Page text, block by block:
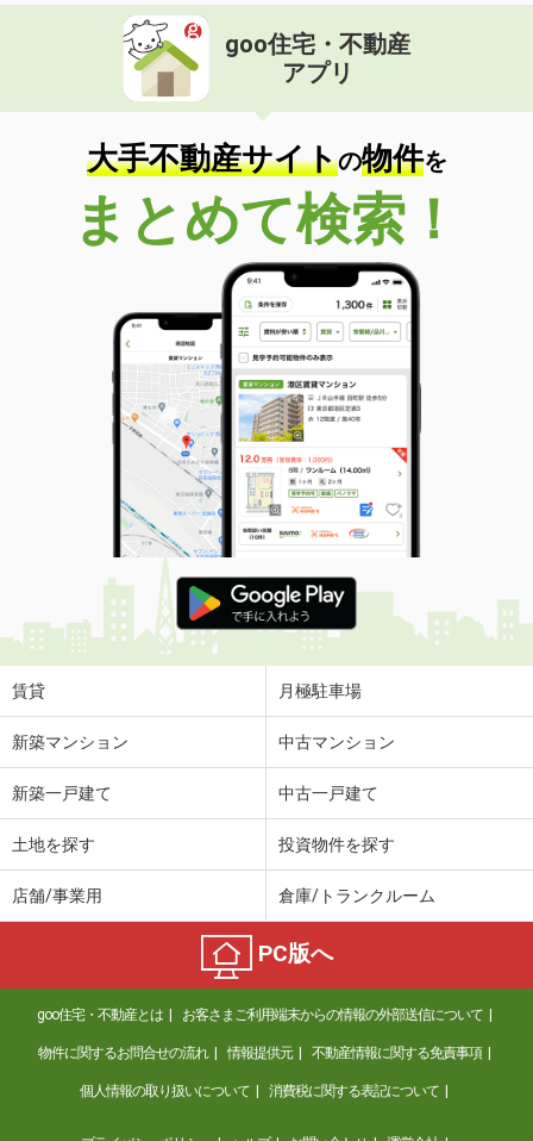
goo住宅・不動産
アプリ
大手不動産サイトの物件を
まとめて検索！
賃貸 月極駐車場
新築マンション 中古マンション
新築一戸建て 中古一戸建て
土地を探す 投資物件を探す
店舗/事業用 倉庫/トランクルーム
PC版へ
goo住宅・不動産とは お客さまご利用端末からの情報の外部送信について
物件に関するお問合せの流れ 情報提供元 不動産情報に関する免責事項
個人情報の取り扱いについて 消費税に関する表記について